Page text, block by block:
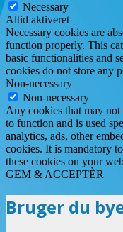
Necessary
Altid aktiveret
Necessary cookies are
function properly. This
basic functionalities and
cookies do not store any
Non-necessary
Non-necessary
Any cookies that may
to function and is used
analytics, ads, other
cookies. It is mandatory
these cookies on your
GEM & ACCEPTÈR
Bruger du